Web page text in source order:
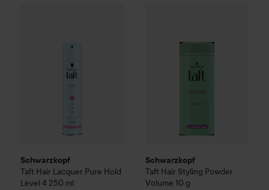
Schwarzkopf
Taft Hair Lacquer Pure Hold
Level 4 250 ml
Schwarzkopf
Taft Hair Styling Powder
Volume 10 g